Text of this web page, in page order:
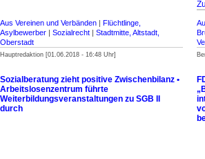
Aus Vereinen und Verbänden | Flüchtlinge,
Asylbewerber | Sozialrecht | Stadtmitte, Altstadt,
Oberstadt
Hauptredaktion [01.06.2018 - 16:48 Uhr]
Sozialberatung zieht positive Zwischenbilanz •
Arbeitslosenzentrum führte
Weiterbildungsveranstaltungen zu SGB II
durch